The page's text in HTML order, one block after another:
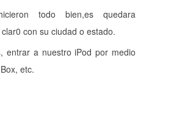
todo bien,es quedara
con su ciudad o estado.
entrar a nuestro iPod por medio
etc.